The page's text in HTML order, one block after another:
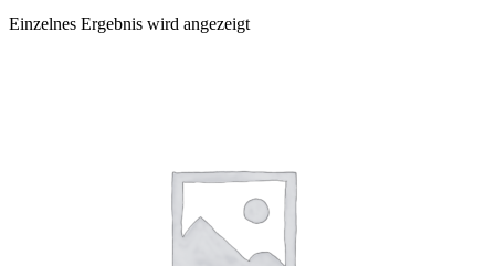
Einzelnes Ergebnis wird angezeigt